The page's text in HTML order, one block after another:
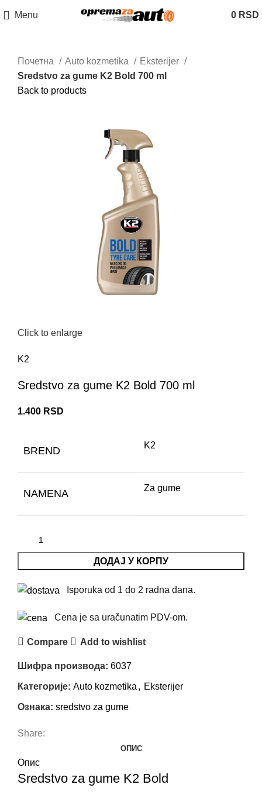
Menu 0 RSD
Почетна Auto kozmetika
Eksterijer
Sredstvo za gume K2 Bold 700 ml
Back to products
Click to enlarge
K2
Sredstvo za gume K2 Bold 700 ml
1.400 RSD
BREND K2
NAMENA Za gume
ДОДАЈ У КОРПУ
Isporuka od 1 do 2 radna dana.
Cena je sa uračunatim PDV-om.
Compare Add to wishlist
Шифра производа: 6037
Категорије: Auto kozmetika , Eksterijer
Ознака: sredstvo za gume
Share:
ОПИС
Опис
Sredstvo za gume K2 Bold